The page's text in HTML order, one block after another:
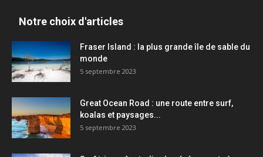
Notre choix d'articles
Fraser Island : la plus grande île de sable du
monde
5 septembre 2023
Great Ocean Road : une route entre surf,
koalas et paysages...
5 septembre 2023